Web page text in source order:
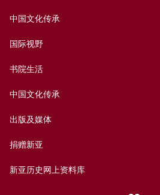
中国文化传承
国际视野
书院生活
中国文化传承
出版及媒体
捐赠新亚
新亚历史网上资料库